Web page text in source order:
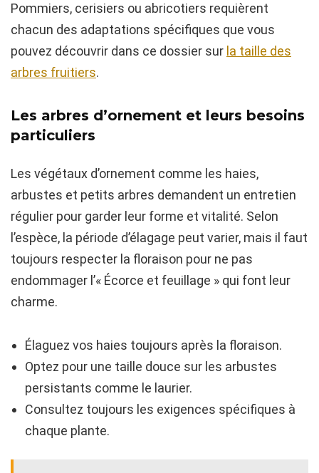
Pommiers, cerisiers ou abricotiers requièrent
chacun des adaptations spécifiques que vous
pouvez découvrir dans ce dossier sur la taille des
arbres fruitiers.
Les arbres d’ornement et leurs besoins
particuliers
Les végétaux d’ornement comme les haies,
arbustes et petits arbres demandent un entretien
régulier pour garder leur forme et vitalité. Selon
l’espèce, la période d’élagage peut varier, mais il faut
toujours respecter la floraison pour ne pas
endommager l’« Écorce et feuillage » qui font leur
charme.
Élaguez vos haies toujours après la floraison.
Optez pour une taille douce sur les arbustes
persistants comme le laurier.
Consultez toujours les exigences spécifiques à
chaque plante.